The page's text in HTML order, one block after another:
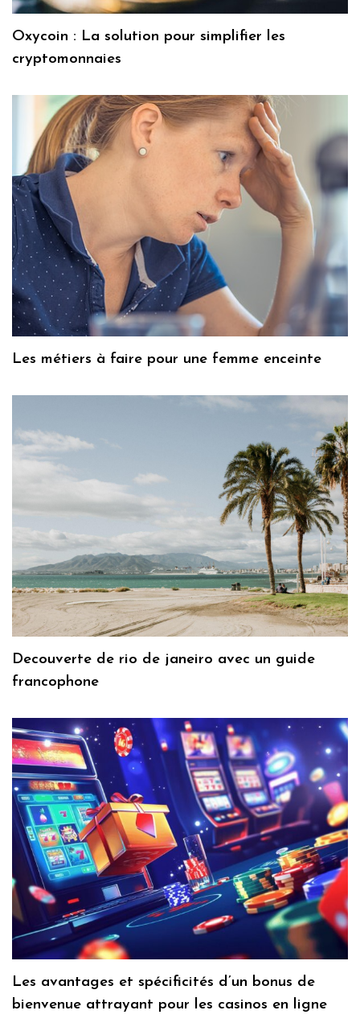
Oxycoin : La solution pour simplifier les
cryptomonnaies
Les métiers à faire pour une femme enceinte
Decouverte de rio de janeiro avec un guide
francophone
Les avantages et spécificités d’un bonus de
bienvenue attrayant pour les casinos en ligne